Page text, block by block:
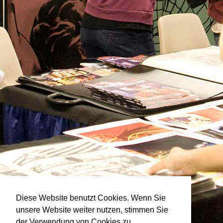
Diese Website benutzt Cookies. Wenn Sie
unsere Website weiter nutzen, stimmen Sie